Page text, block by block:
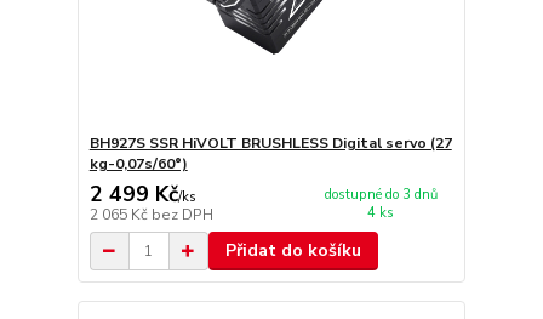
BH927S SSR HiVOLT BRUSHLESS Digital servo (27
kg-0,07s/60°)
2 499 Kč/ks
2 065 Kč bez DPH
dostupné do 3 dnů
4 ks
Přidat do košíku